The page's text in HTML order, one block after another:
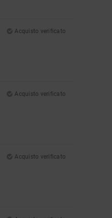
Acquisto verificato
Acquisto verificato
Acquisto verificato